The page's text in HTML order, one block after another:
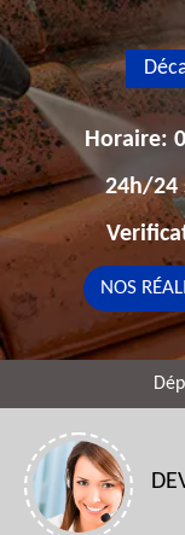
Horaire:
24h/24
NOS